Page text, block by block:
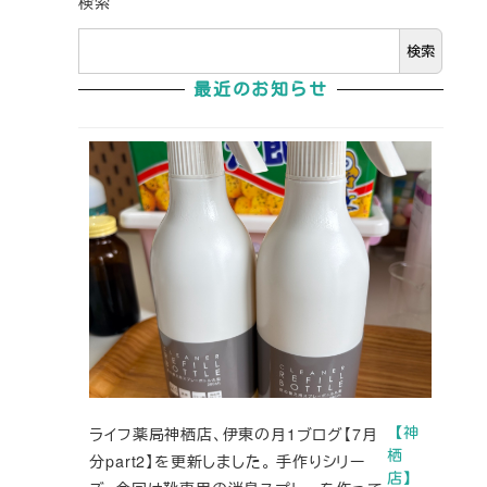
検索
最近のお知らせ
【神
栖
店】
ライフ薬局神栖店、伊東の月1ブログ【7月
分part2】を更新しました。 手作りシリー